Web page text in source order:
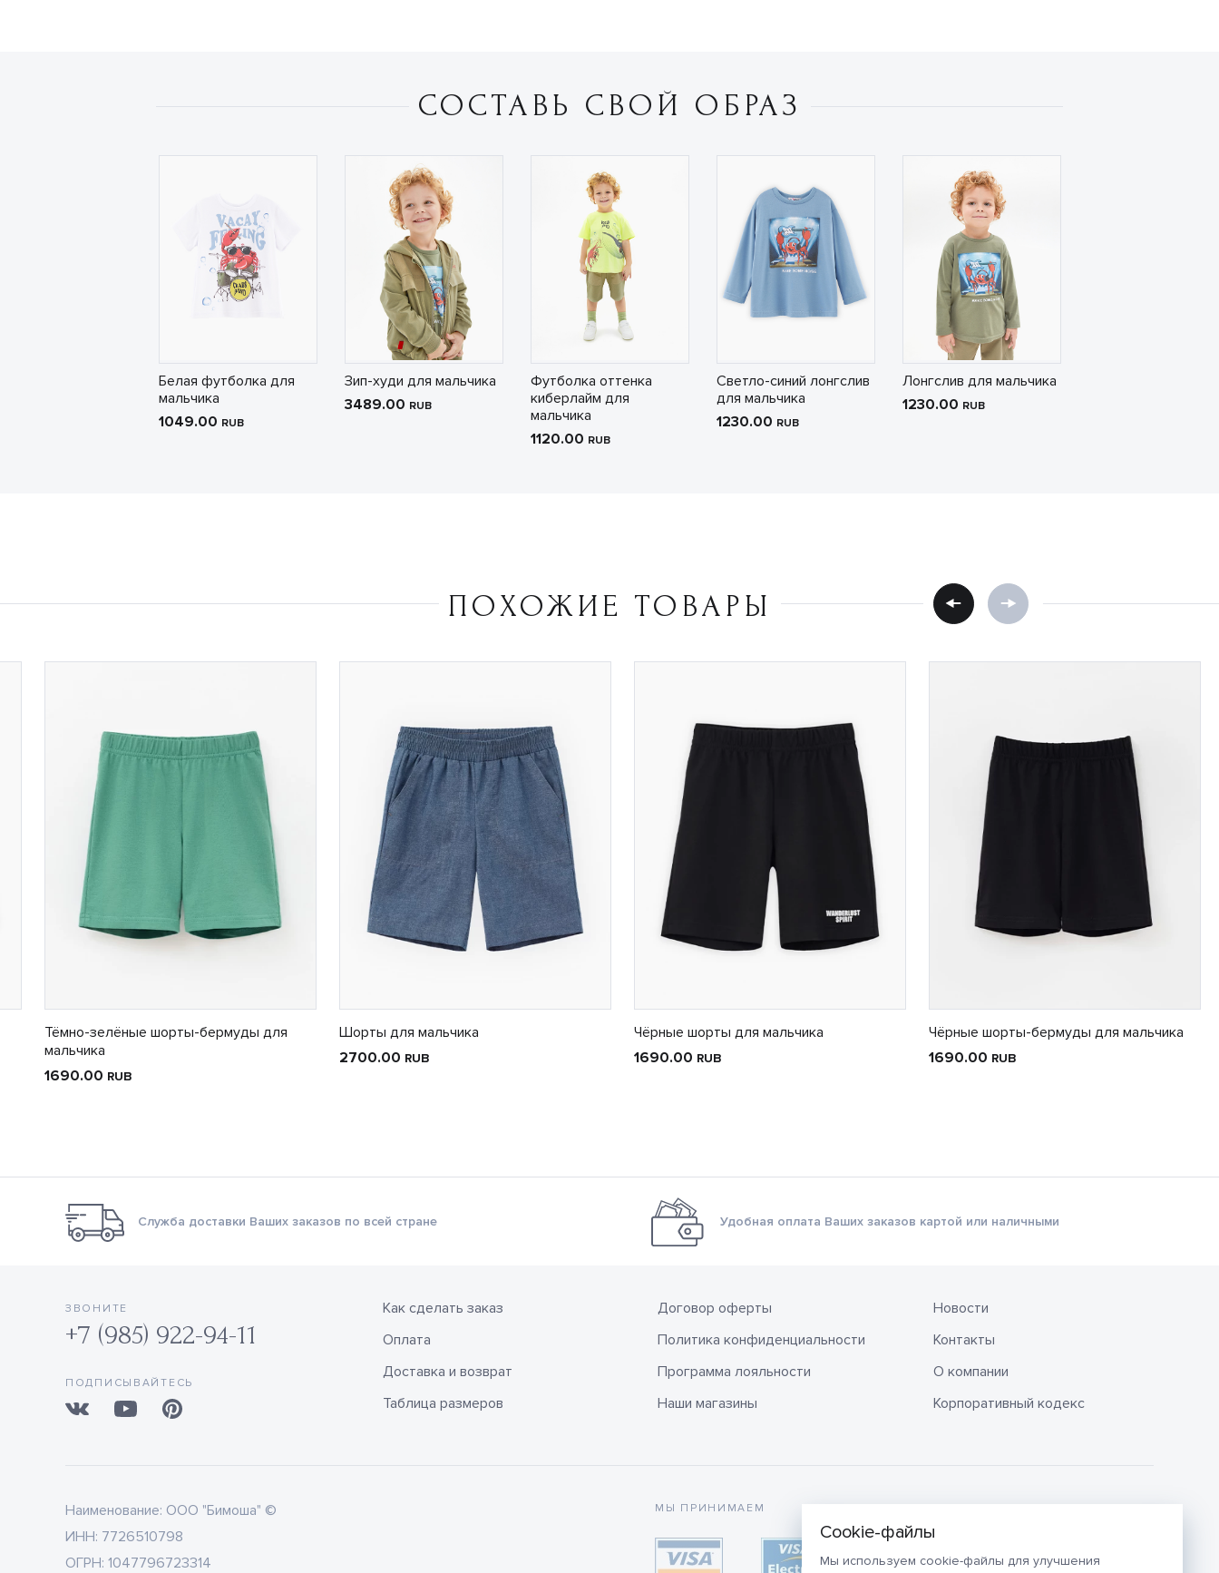
Мы используем cookie-файлы для улучшения
СОСТАВЬ СВОЙ ОБРАЗ
Белая футболка для
мальчика
1049.00 RUB
Зип-худи для мальчика
3489.00 RUB
Футболка оттенка
киберлайм для
мальчика
1120.00 RUB
Светло-синий лонгслив
для мальчика
1230.00 RUB
Лонгслив для мальчика
1230.00 RUB
ПОХОЖИЕ ТОВАРЫ
Тёмно-зелёные шорты-бермуды для
мальчика
1690.00 RUB
Шорты для мальчика
2700.00 RUB
Чёрные шорты для мальчика
1690.00 RUB
Чёрные шорты-бермуды для мальчика
1690.00 RUB
Служба доставки Ваших заказов по всей стране Удобная оплата Ваших заказов картой или наличными
ЗВОНИТЕ
+7 (985) 922-94-11
ПОДПИСЫВАЙТЕСЬ
Как сделать заказ
Оплата
Доставка и возврат
Таблица размеров
Договор оферты
Политика конфиденциальности
Программа лояльности
Наши магазины
Новости
Контакты
О компании
Корпоративный кодекс
Наименование: ООО "Бимоша" ©
ИНН: 7726510798
ОГРН: 1047796723314
МЫ ПРИНИМАЕМ